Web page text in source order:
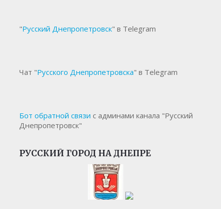
"Русский Днепропетровск" в Telegram
Чат "Русского Днепропетровска" в Telegram
Бот обратной связи с админами канала "Русский
Днепропетровск"
РУССКИЙ ГОРОД НА ДНЕПРЕ